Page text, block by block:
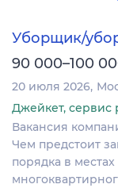
Уборщик/
90 000–100
20 июля 2026
Джейкет,
Вакансия
Чем предстоит
порядка в